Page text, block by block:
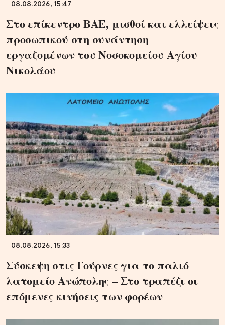
08.08.2026, 15:47
Στο επίκεντρο ΒΑΕ, μισθοί και ελλείψεις
προσωπικού στη συνάντηση
εργαζομένων του Νοσοκομείου Αγίου
Νικολάου
08.08.2026, 15:33
Σύσκεψη στις Γούρνες για το παλιό
λατομείο Ανώπολης – Στο τραπέζι οι
επόμενες κινήσεις των φορέων